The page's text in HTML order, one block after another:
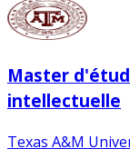
Master
intellectuelle
Texas A&M